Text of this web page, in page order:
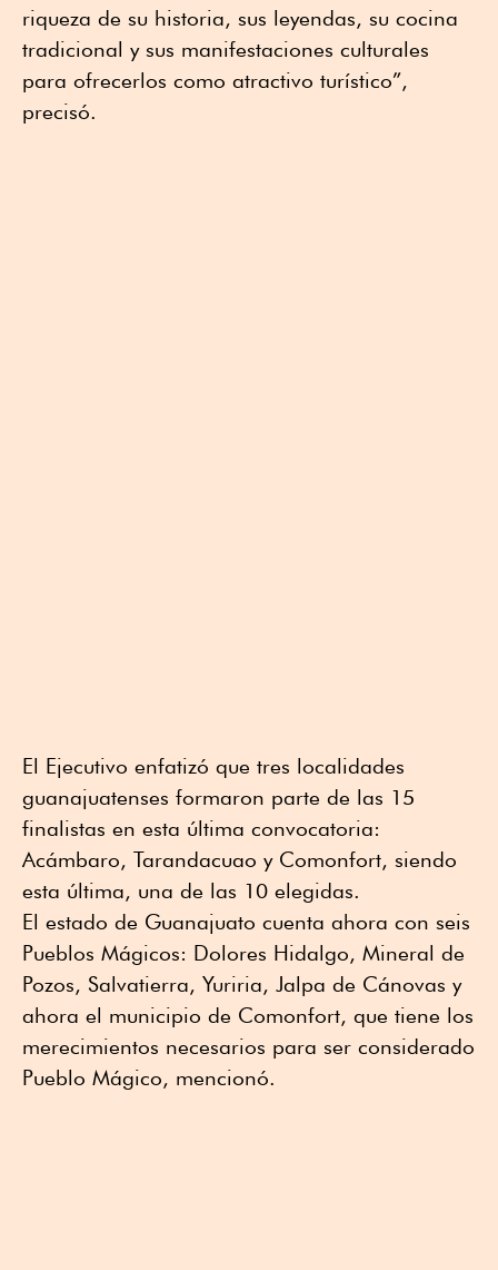
riqueza de su historia, sus leyendas, su cocina
tradicional y sus manifestaciones culturales
para ofrecerlos como atractivo turístico”,
precisó.
El Ejecutivo enfatizó que tres localidades
guanajuatenses formaron parte de las 15
finalistas en esta última convocatoria:
Acámbaro, Tarandacuao y Comonfort, siendo
esta última, una de las 10 elegidas.
El estado de Guanajuato cuenta ahora con seis
Pueblos Mágicos: Dolores Hidalgo, Mineral de
Pozos, Salvatierra, Yuriria, Jalpa de Cánovas y
ahora el municipio de Comonfort, que tiene los
merecimientos necesarios para ser considerado
Pueblo Mágico, mencionó.